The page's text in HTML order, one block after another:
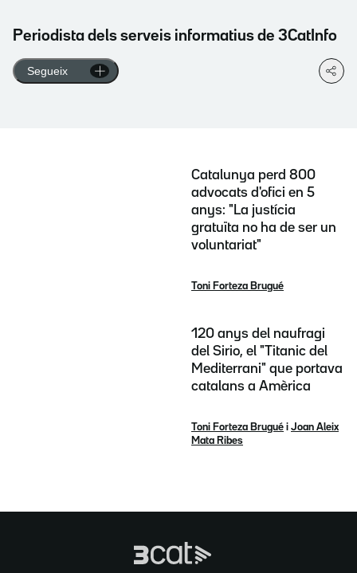
Periodista dels serveis informatius de 3CatInfo
Segueix
Catalunya perd 800
advocats d'ofici en 5
anys: "La justícia
gratuïta no ha de ser un
voluntariat"
Toni Forteza Brugué
120 anys del naufragi
del Sirio, el "Titanic del
Mediterrani" que portava
catalans a Amèrica
Toni Forteza Brugué i Joan Aleix
Mata Ribes